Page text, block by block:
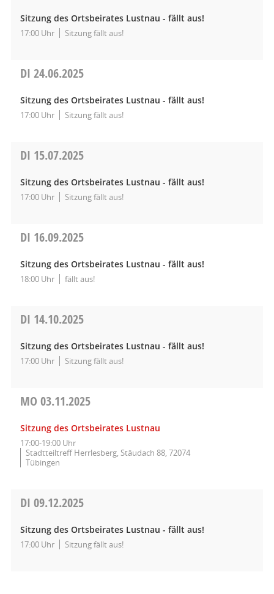
Sitzung des Ortsbeirates Lustnau - fällt aus!
17:00 Uhr Sitzung fällt aus!
DI 24.06.2025
Sitzung des Ortsbeirates Lustnau - fällt aus!
17:00 Uhr Sitzung fällt aus!
DI 15.07.2025
Sitzung des Ortsbeirates Lustnau - fällt aus!
17:00 Uhr Sitzung fällt aus!
DI 16.09.2025
Sitzung des Ortsbeirates Lustnau - fällt aus!
18:00 Uhr fällt aus!
DI 14.10.2025
Sitzung des Ortsbeirates Lustnau - fällt aus!
17:00 Uhr Sitzung fällt aus!
MO 03.11.2025
Sitzung des Ortsbeirates Lustnau
17:00-19:00 Uhr
Stadtteiltreff Herrlesberg, Stäudach 88, 72074
Tübingen
DI 09.12.2025
Sitzung des Ortsbeirates Lustnau - fällt aus!
17:00 Uhr Sitzung fällt aus!